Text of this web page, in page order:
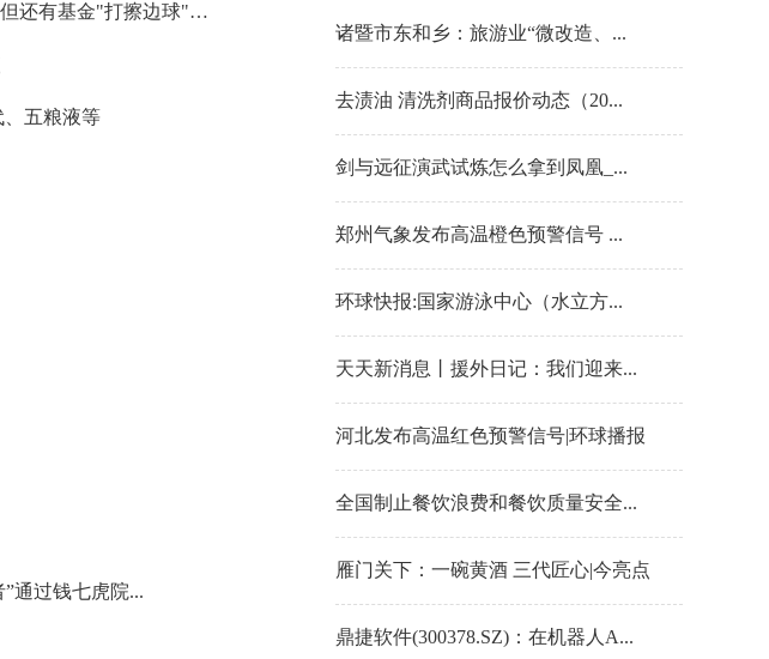
还有基金"打擦边球"…
五粮液等
通过钱七虎院...
诸暨市东和乡：旅游业“微改造、...
去渍油 清洗剂商品报价动态（20...
剑与远征演武试炼怎么拿到凤凰_...
郑州气象发布高温橙色预警信号 ...
环球快报:国家游泳中心（水立方...
天天新消息丨援外日记：我们迎来...
河北发布高温红色预警信号|环球播报
全国制止餐饮浪费和餐饮质量安全...
雁门关下：一碗黄酒 三代匠心|今亮点
鼎捷软件(300378.SZ)：在机器人A...